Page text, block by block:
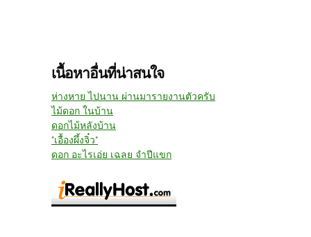
เนื้อหาอื่นที่น่าสนใจ
ห่างหาย ไปนาน ผ่านมารายงานตัวครับ
ไม้ดอก ในบ้าน
ดอกไม้หลังบ้าน
"เอื้องผึ้งจิ๋ว"
ดอก อะไรเอ่ย เฉลย จำปีแขก